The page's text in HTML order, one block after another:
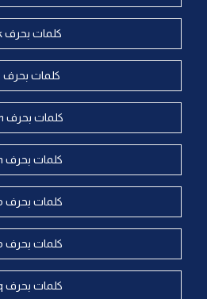
كلمات بحرف k
كلمات بحرف l
كلمات بحرف m
كلمات بحرف n
كلمات بحرف o
كلمات بحرف p
كلمات بحرف q